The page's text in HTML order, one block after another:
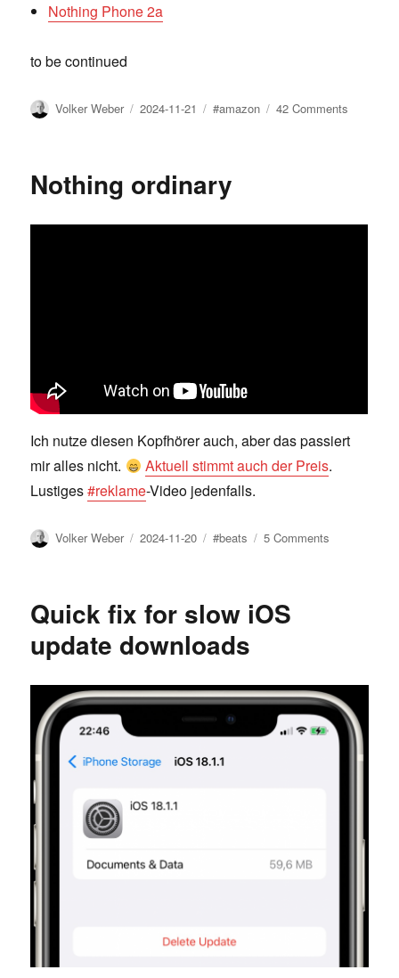
Nothing Phone 2a
to be continued
Author
Volker Weber
Posted
2024-11-21 Tags
#amazon 42 Comments
Nothing ordinary
Ich nutze diesen Kopfhörer auch, aber das passiert
mir alles nicht.
Aktuell stimmt auch der Preis.
Lustiges#reklame-Video jedenfalls.
Author
Volker Weber
Posted
2024-11-20 Tags
#beats 5 Comments
Quick fix for slow iOS
update downloads